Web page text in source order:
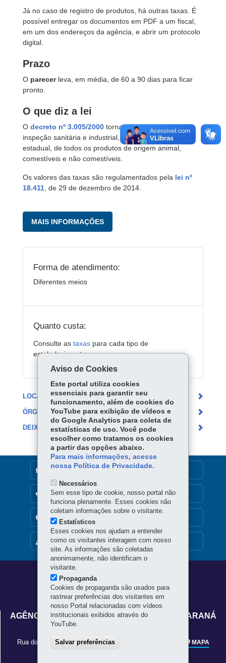
Já no caso de registro de produtos, há outras taxas. É
possível entregar os documentos em PDF a um fiscal,
em um dos endereços da agência, e abrir um protocolo
digital.
Prazo
O parecerleva, em média, de 60 a 90 dias para ficar
pronto.
O que diz a lei
O decreto nº 3.005/2000 torna obrigatória a prévia
inspeção sanitária e industrial, em todo o território
estadual, de todos os produtos de origem animal,
comestíveis e não comestíveis.
Os valores das taxas são regulamentados pela lei nº
18.411 , de 29 de dezembro de 2014.
MAIS INFORMAÇÕES
Forma de atendimento:
Diferentes meios
Quanto custa:
Consulte as taxas para cada tipo de
estabelecimento.
LOCAIS DE ATENDIMENTO
ÓRGÃO RESPONSÁVEL
DEIXE SUA OPINIÃO
MAPA DO SITE
DENUNCIE CORRUPÇÃO
OUVIDORIA
TRANSPARÊNCIA INSTITUCIONAL
Navegação
principal
AGÊNCIA DE DEFESA AGROPECUÁRIA DO PARANÁ
Rua dos Funcionários, 1559-80035-050 MAPA
Aviso de Cookies
Este portal utiliza cookies
essenciais para garantir seu
funcionamento, além de cookies do
YouTube para exibição de vídeos e
do Google Analytics para coleta de
estatísticas de uso. Você pode
escolher como tratamos os cookies
a partir das opções abaixo.
Para mais informações, acesse
nossa Política de Privacidade.
Necessários
Sem esse tipo de cookie, nosso portal não
funciona plenamente. Esses cookies não
coletam informações sobre o visitante.
Estatísticos
Esses cookies nos ajudam a entender
como os visitantes interagem com nosso
site. As informações são coletadas
anonimamente, não identificam o
visitante.
Propaganda
Cookies de propaganda são usados para
rastrear preferências dos visitantes em
nosso Portal relacionadas com vídeos
institucionais exibidos através do
YouTube.
Salvar preferências